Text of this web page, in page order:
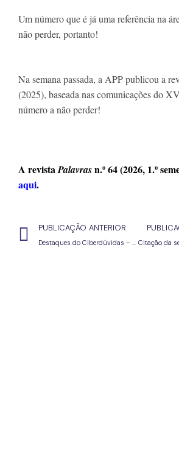
Um número que é já uma referência na
não perder, portanto!
Na semana passada, a APP publicou a
(2025), baseada nas comunicações do
número a não perder!
A revista Palavras n.º 64 (2026, 1.º
aqui.
PUBLICAÇÃO ANTERIOR
Destaques do Ciberdúvidas – 17.4.26 Citação da